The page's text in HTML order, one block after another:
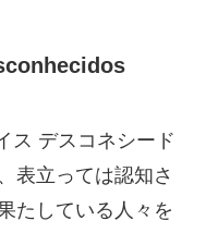
ス デスコネシード
表立っては認知さ
たしている人々を